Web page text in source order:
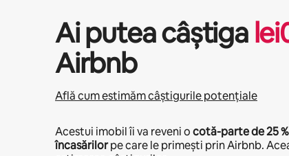
Ai putea câștigalei
Airbnb
Află cum estimăm câștigurile potențiale
Acestui imobil îi va reveni ocotă-parte de25 %
încasărilorpe care le primești prin Airbnb.